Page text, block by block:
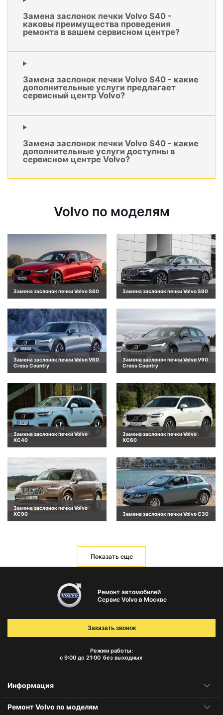
Замена заслонок печки Volvo S40 -
каковы преимущества проведения
ремонта в вашем сервисном центре?
Замена заслонок печки Volvo S40 - какие
дополнительные услуги предлагает
сервисный центр Volvo?
Замена заслонок печки Volvo S40 - какие
дополнительные услуги доступны в
сервисном центре Volvo?
Volvo по моделям
Замена заслонок печки Volvo S60 Замена заслонок печки Volvo S90
Замена заслонок печки Volvo V60
Cross Country
Замена заслонок печки Volvo V90
Cross Country
Замена заслонок печки Volvo
XC40
Замена заслонок печки Volvo
XC60
Замена заслонок печки Volvo
XC90
Замена заслонок печки Volvo C30
Показать еще
Ремонт автомобилей
Сервис Volvo в Москве
Режим работы:
с 9:00 до 21:00 без выходных
Заказать звонок
Информация
Ремонт Volvo по моделям